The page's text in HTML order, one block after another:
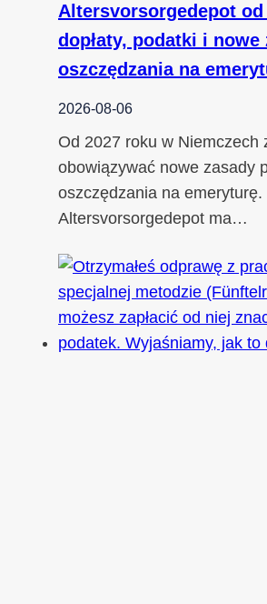
Altersvorsorgedepot od
dopłaty, podatki i nowe
oszczędzania na
2026-08-06
Od 2027 roku w Niemczech
obowiązywać nowe zasady
oszczędzania na emeryturę.
Altersvorsorgedepot ma…